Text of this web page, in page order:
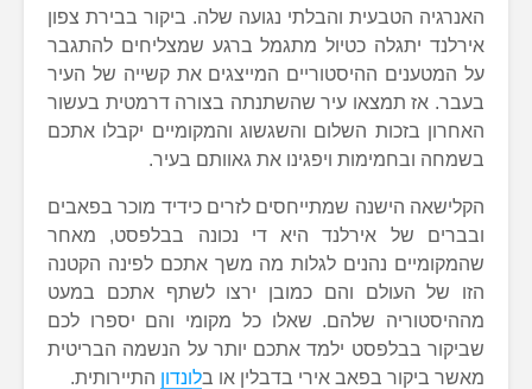
האנרגיה הטבעית והבלתי נגועה שלה. ביקור בבירת צפון
אירלנד יתגלה כטיול מתגמל ברגע שמצליחים להתגבר
על המטענים ההיסטוריים המייצגים את קשייה של העיר
בעבר. אז תמצאו עיר שהשתנתה בצורה דרמטית בעשור
האחרון בזכות השלום והשגשוג והמקומיים יקבלו אתכם
בשמחה ובחמימות ויפגינו את גאוותם בעיר.
הקלישאה הישנה שמתייחסים לזרים כידיד מוכר בפאבים
ובברים של אירלנד היא די נכונה בבלפסט, מאחר
שהמקומיים נהנים לגלות מה משך אתכם לפינה הקטנה
הזו של העולם והם כמובן ירצו לשתף אתכם במעט
מההיסטוריה שלהם. שאלו כל מקומי והם יספרו לכם
שביקור בבלפסט ילמד אתכם יותר על הנשמה הבריטית
מאשר ביקור בפאב אירי בדבלין או בלונדון התיירותית.